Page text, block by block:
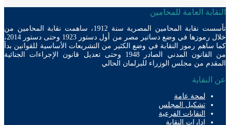
العامة للمحامين
تأسست نقابة المحامين المصرية سنة 1912، ساهمت نقابة المحامين من
خلال رموزها في وضع دساتير مصر من أول دستور 1923 وحتى دستور 2014،
رموز النقابة في وضع الكثير من التشريعات الأساسية للقوانين بدأ
من القانون المدني الصادر 1948 وحتى تعديل قانون الإجراءات الجنائية
من مجلس الوزراء للبرلمان الحالي
لمحة عامة
تشكيل المجلس
النقابات الفرعية
إدارات النقابة